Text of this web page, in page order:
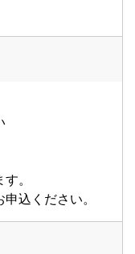
。
込ください。